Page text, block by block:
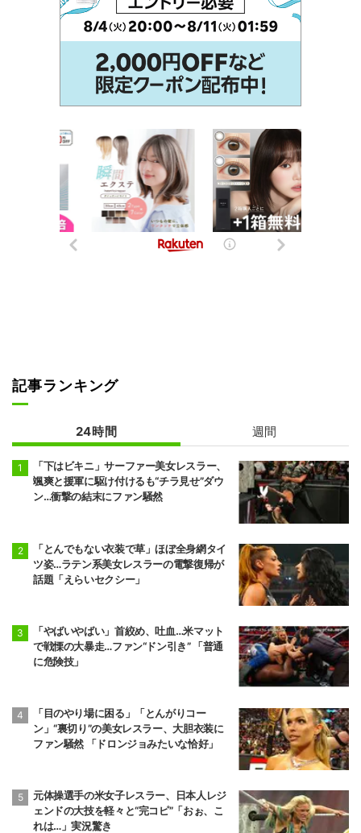
記事ランキング
24時間 週間
「下はビキニ」サーファー美女レスラー、
颯爽と援軍に駆け付けるも“チラ見せ”ダウ
ン…衝撃の結末にファン騒然
「とんでもない衣装で草」ほぼ全身網タイ
ツ姿…ラテン系美女レスラーの電撃復帰が
話題「えらいセクシー」
「やばいやばい」首絞め、吐血…米マット
で戦慄の大暴走…ファン“ドン引き” 「普通
に危険技」
「目のやり場に困る」「とんがりコー
ン」“裏切り”の美女レスラー、大胆衣装に
ファン騒然 「ドロンジョみたいな恰好」
元体操選手の米女子レスラー、日本人レジ
ェンドの大技を軽々と“完コピ”「おぉ、こ
れは…」実況驚き